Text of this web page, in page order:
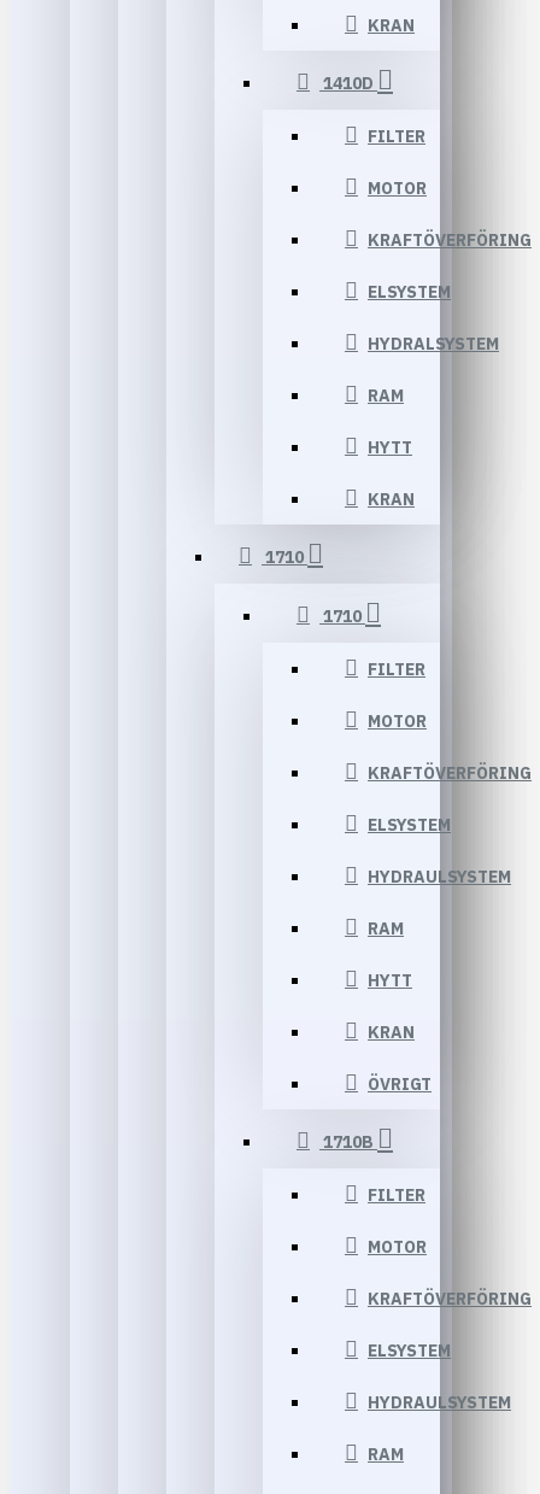
KRAN
1410D
FILTER
MOTOR
KRAFTÖVERFÖRING
ELSYSTEM
HYDRALSYSTEM
RAM
HYTT
KRAN
1710
1710
FILTER
MOTOR
KRAFTÖVERFÖRING
ELSYSTEM
HYDRAULSYSTEM
RAM
HYTT
KRAN
ÖVRIGT
1710B
FILTER
MOTOR
KRAFTÖVERFÖRING
ELSYSTEM
HYDRAULSYSTEM
RAM